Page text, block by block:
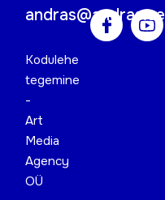
andras@andras.ee
Kodulehe
tegemine
-
Art
Media
Agency
OÜ